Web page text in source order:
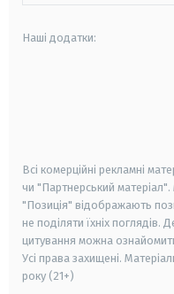
Наші додатки:
Всі комерційні рекламні
чи "Партнерський
"Позиція" відображають
не поділяти їхніх
цитування можна
Усі права захищені.
року (21+)